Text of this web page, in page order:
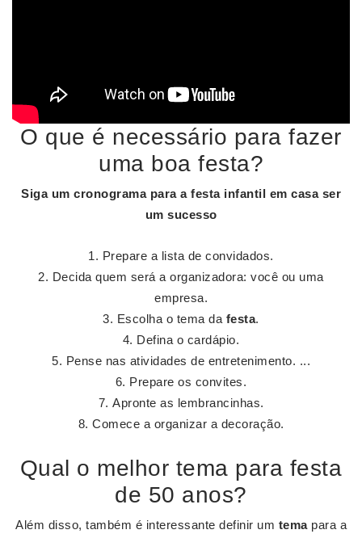
O que é necessário para fazer
uma boa festa?
Siga um cronograma para a festainfantil em casa ser
um sucesso
Prepare a lista de convidados.
Decida quem será a organizadora: você ou uma
empresa.
Escolha o tema da festa.
Defina o cardápio.
Pense nas atividades de entretenimento. ...
Prepare os convites.
Apronte as lembrancinhas.
Comece a organizar a decoração.
Qual o melhor tema para festa
de 50 anos?
Além disso, também é interessante definir um temapara a